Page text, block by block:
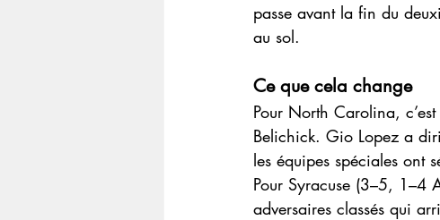
passe avant la fin du
au sol.
Ce que cela change
Pour North Carolina,
Belichick. Gio Lopez a
les équipes spéciales ont
Pour Syracuse (3–5, 1–4
adversaires classés qui